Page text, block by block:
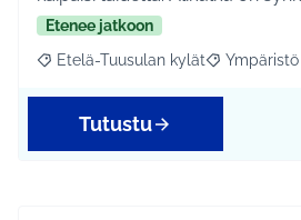
Etenee jatkoon
Rajaa tulokset aihepiirin mukaan:
Etelä-Tuusulan kylät Rajaa
Ympäristö
Tutustu